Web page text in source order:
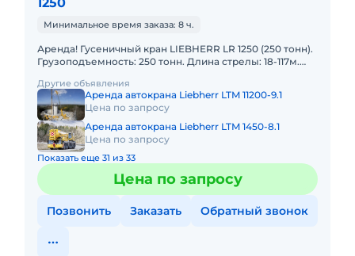
Минимальное время заказа: 8 ч.
Аренда! Гусеничный кран LIEBHERR LR 1250 (250 тонн).
Грузоподъемность: 250 тонн. Длина стрелы: 18-117м.
Другие объявления
Аренда автокрана Liebherr LTM 11200-9.1
Цена по запросу
Аренда автокрана Liebherr LTM 1450-8.1
Цена по запросу
Показать еще 31 из 33
Цена по запросу
Позвонить Заказать Обратный звонок